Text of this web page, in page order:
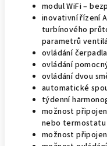
modul WiFi –
inovativní řízení
turbínového
parametrů
ovládání
ovládání
ovládání dvou
automatické
týdenní
možnost
nebo termostatu
možnost